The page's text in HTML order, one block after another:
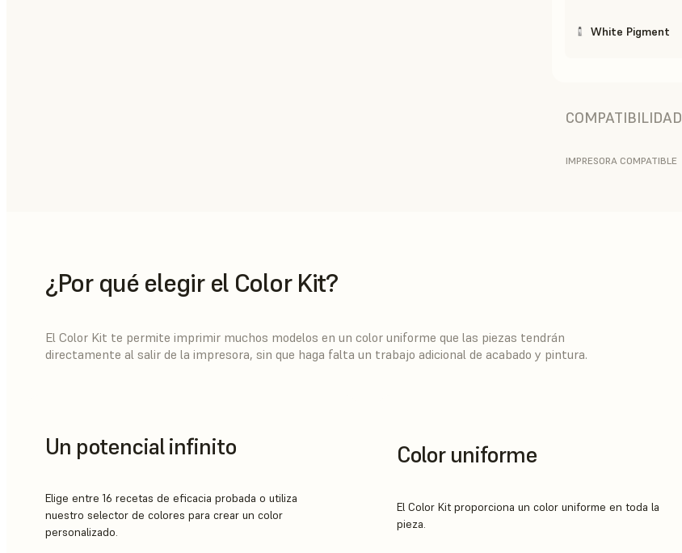
White Pigment
COMPATIBILIDAD
IMPRESORA COMPATIBLE
¿Por qué elegir el Color Kit?
El Color Kit te permite imprimir muchos modelos en un color uniforme que las piezas tendrán
directamente al salir de la impresora, sin que haga falta un trabajo adicional de acabado y pintura.
Un potencial infinito
Elige entre 16 recetas de eficacia probada o utiliza
nuestro selector de colores para crear un color
personalizado.
Color uniforme
El Color Kit proporciona un color uniforme en toda la
pieza.